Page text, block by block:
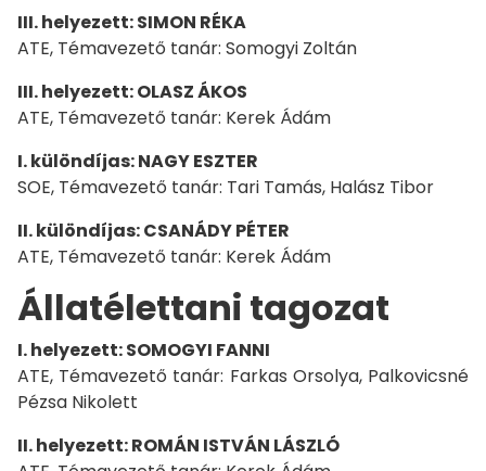
III. helyezett: SIMON RÉKA
ATE, Témavezető tanár: Somogyi Zoltán
III. helyezett: OLASZ ÁKOS
ATE, Témavezető tanár: Kerek Ádám
I. különdíjas: NAGY ESZTER
SOE, Témavezető tanár: Tari Tamás, Halász Tibor
II. különdíjas: CSANÁDY PÉTER
ATE, Témavezető tanár: Kerek Ádám
Állatélettani tagozat
I. helyezett: SOMOGYI FANNI
ATE, Témavezető tanár: Farkas Orsolya, Palkovicsné
Pézsa Nikolett
II. helyezett: ROMÁN ISTVÁN LÁSZLÓ